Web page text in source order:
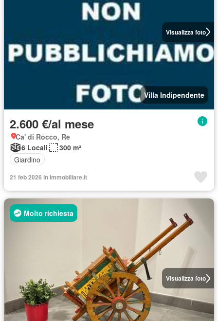
Visualizza foto
Villa Indipendente
2.600 €/al mese
Ca' di Rocco, Re
6 Locali
300 m²
Giardino
21 feb 2026 in Immobiliare.it
Visualizza foto
Molto richiesta